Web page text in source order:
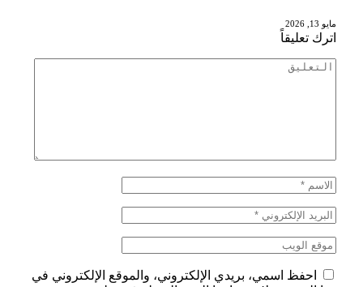
مايو 13, 2026
اترك تعليقاً
احفظ اسمي، بريدي الإلكتروني، والموقع الإلكتروني في